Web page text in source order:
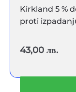
Kirkland 5 %
proti
43,00 лв.